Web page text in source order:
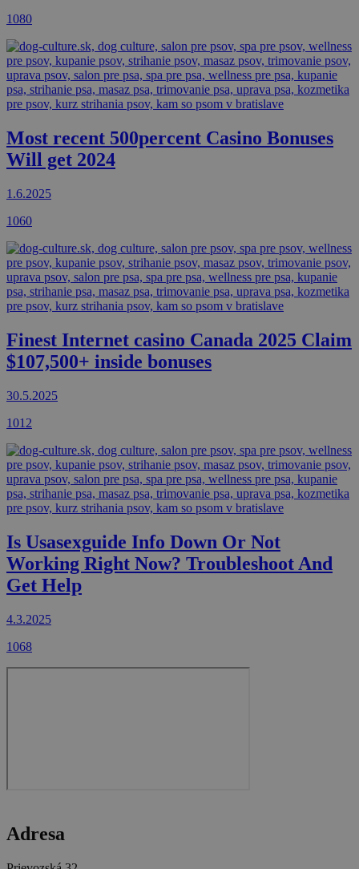
1080
Most recent 500percent Casino Bonuses
Will get 2024
1.6.2025
1060
Finest Internet casino Canada 2025 Claim
$107,500+ inside bonuses
30.5.2025
1012
Is Usasexguide Info Down Or Not
Working Right Now? Troubleshoot And
Get Help
4.3.2025
1068
Adresa